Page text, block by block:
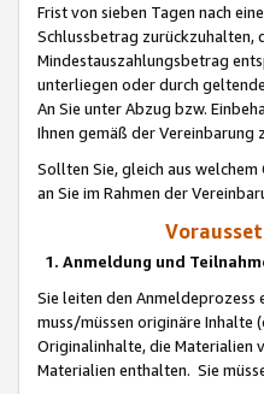
Frist von sieben Tagen nach
Schlussbetrag zurückzuhalten,
Mindestauszahlungsbetrag
unterliegen oder durch
An Sie unter Abzug bzw.
Ihnen gemäß der Vereinbarung
Sollten Sie, gleich aus
an Sie im Rahmen der
1. Anmeldung und
Sie leiten den Anmeldeprozess
muss/müssen originäre Inhalte
Originalinhalte, die Materialien
Materialien enthalten. Sie